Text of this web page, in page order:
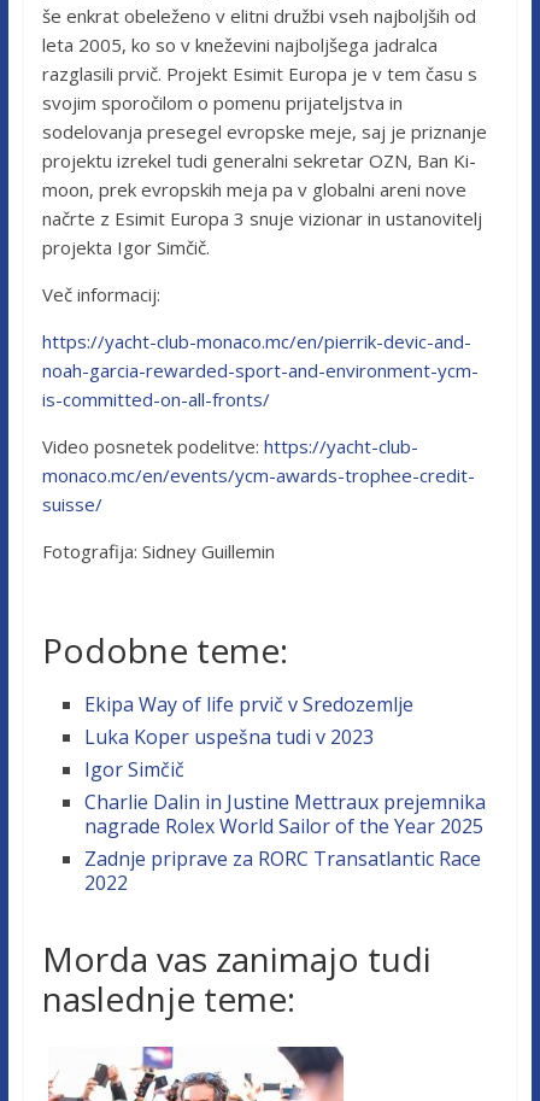
še enkrat obeleženo v elitni družbi vseh najboljših od
leta 2005, ko so v kneževini najboljšega jadralca
razglasili prvič. Projekt Esimit Europa je v tem času s
svojim sporočilom o pomenu prijateljstva in
sodelovanja presegel evropske meje, saj je priznanje
projektu izrekel tudi generalni sekretar OZN, Ban Ki-
moon, prek evropskih meja pa v globalni areni nove
načrte z Esimit Europa 3 snuje vizionar in ustanovitelj
projekta Igor Simčič.
Več informacij:
https://yacht-club-monaco.mc/en/pierrik-devic-and-
noah-garcia-rewarded-sport-and-environment-ycm-
is-committed-on-all-fronts/
Video posnetek podelitve: https://yacht-club-
monaco.mc/en/events/ycm-awards-trophee-credit-
suisse/
Fotografija: Sidney Guillemin
Podobne teme:
Ekipa Way of life prvič v Sredozemlje
Luka Koper uspešna tudi v 2023
Igor Simčič
Charlie Dalin in Justine Mettraux prejemnika
nagrade Rolex World Sailor of the Year 2025
Zadnje priprave za RORC Transatlantic Race
2022
Morda vas zanimajo tudi
naslednje teme: